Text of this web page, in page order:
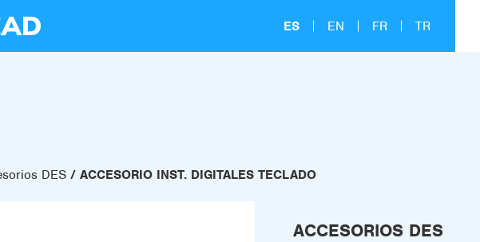
ES EN FR TR
DES ACCESORIO INST. DIGITALES TECLADO
ACCESORIOS DES